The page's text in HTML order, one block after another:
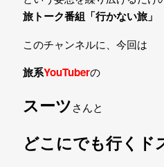
旅トーク番組「行かない旅」
このチャンネルに、今回は
旅系YouTuberの
スーツさんと
どこにでも行くド